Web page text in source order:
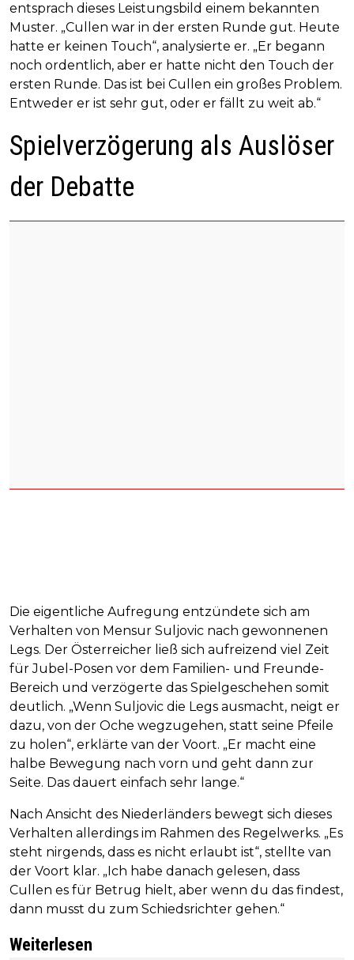
entsprach dieses Leistungsbild einem bekannten
Muster. „Cullen war in der ersten Runde gut. Heute
hatte er keinen Touch“, analysierte er. „Er begann
noch ordentlich, aber er hatte nicht den Touch der
ersten Runde. Das ist bei Cullen ein großes Problem.
Entweder er ist sehr gut, oder er fällt zu weit ab.“
Spielverzögerung als Auslöser
der Debatte
Die eigentliche Aufregung entzündete sich am
Verhalten von Mensur Suljovic nach gewonnenen
Legs. Der Österreicher ließ sich aufreizend viel Zeit
für Jubel-Posen vor dem Familien- und Freunde-
Bereich und verzögerte das Spielgeschehen somit
deutlich. „Wenn Suljovic die Legs ausmacht, neigt er
dazu, von der Oche wegzugehen, statt seine Pfeile
zu holen“, erklärte van der Voort. „Er macht eine
halbe Bewegung nach vorn und geht dann zur
Seite. Das dauert einfach sehr lange.“
Nach Ansicht des Niederländers bewegt sich dieses
Verhalten allerdings im Rahmen des Regelwerks. „Es
steht nirgends, dass es nicht erlaubt ist“, stellte van
der Voort klar. „Ich habe danach gelesen, dass
Cullen es für Betrug hielt, aber wenn du das findest,
dann musst du zum Schiedsrichter gehen.“
Weiterlesen